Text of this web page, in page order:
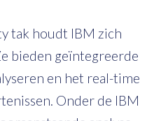
tak houdt IBM zich
bieden geïntegreerde
en het real-time
Onder de IBM